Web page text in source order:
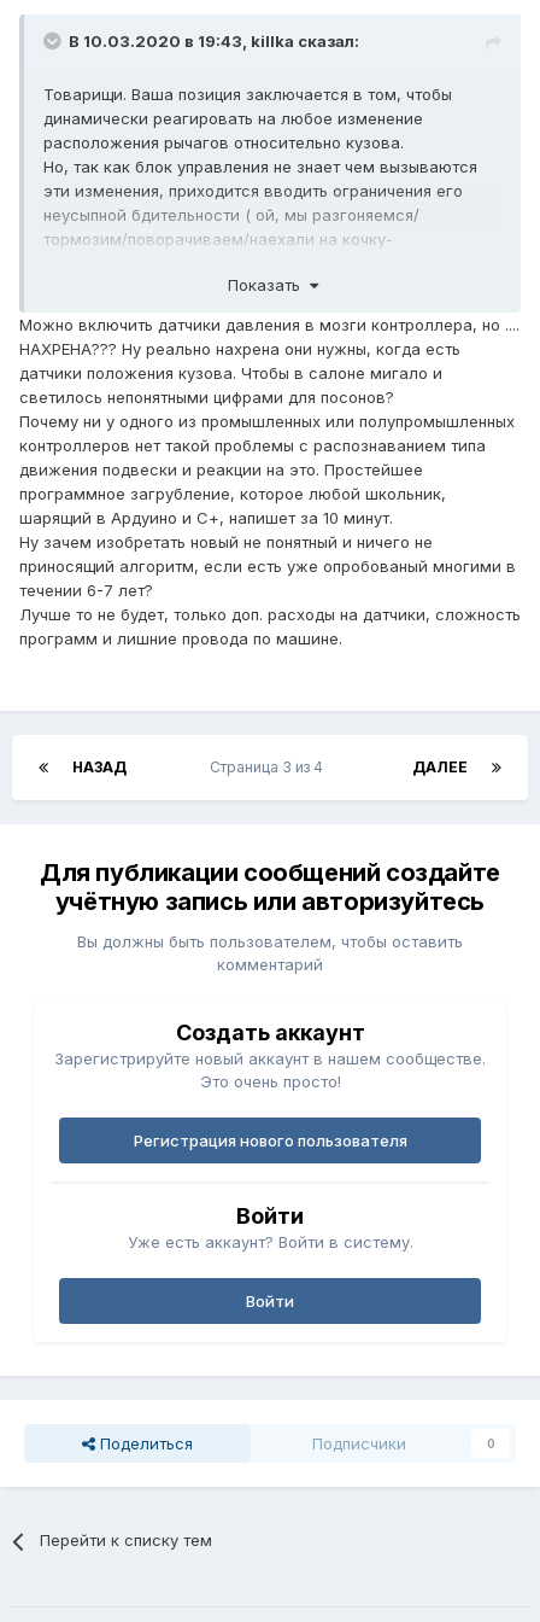
В 10.03.2020 в 19:43, killka сказал:
Товарищи. Ваша позиция заключается в том, чтобы
динамически реагировать на любое изменение
расположения рычагов относительно кузова.
Но, так как блок управления не знает чем вызываются
эти изменения, приходится вводить ограничения его
неусыпной бдительности ( ой, мы разгоняемся/
тормозим/поворачиваем/наехали на кочку-
Я предполагаю что проще знать какая конфигурация
времени. Судя по всему, произведение P*V останется
постоянным хоть при езде по буеракам, хоть при
разгоне, повороте итп. Опускать/поднимать кузов это
совершенно не мешает
Показать
Можно включить датчики давления в мозги контроллера, но ....
НАХРЕНА??? Ну реально нахрена они нужны, когда есть
датчики положения кузова. Чтобы в салоне мигало и
светилось непонятными цифрами для посонов?
Почему ни у одного из промышленных или полупромышленных
контроллеров нет такой проблемы с распознаванием типа
движения подвески и реакции на это. Простейшее
программное загрубление, которое любой школьник,
шарящий в Ардуино и С+, напишет за 10 минут.
Ну зачем изобретать новый не понятный и ничего не
приносящий алгоритм, если есть уже опробованый многими в
течении 6-7 лет?
Лучше то не будет, только доп. расходы на датчики, сложность
программ и лишние провода по машине.
НАЗАД ДАЛЕЕ
Страница 3 из 4
Для публикации сообщений создайте
учётную запись или авторизуйтесь
Вы должны быть пользователем, чтобы оставить
комментарий
Создать аккаунт
Зарегистрируйте новый аккаунт в нашем сообществе.
Это очень просто!
Регистрация нового пользователя
Войти
Уже есть аккаунт? Войти в систему.
Войти
Поделиться Подписчики 0
Перейти к списку тем